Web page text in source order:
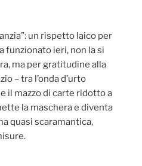
un rispetto laico per
funzionato ieri, non la si
ma per gratitudine alla
– tra l’onda d’urto
il mazzo di carte ridotto a
la maschera e diventa
quasi scaramantica,